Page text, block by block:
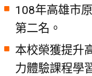
108年高雄市
第二名。
本校榮獲提升
力體驗課程學